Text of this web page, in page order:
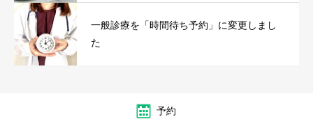
一般診療を「時間待ち予約」に変更しまし
た
予約